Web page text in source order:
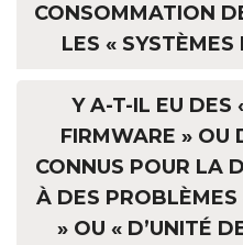
CONSOMMATION
LES « SYSTÈMES
Y A-T-IL EU DES
FIRMWARE » OU
CONNUS POUR LA
À DES
» OU « D’UNITÉ